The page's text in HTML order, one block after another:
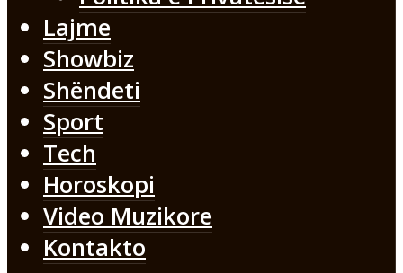
Lajme
Showbiz
Shëndeti
Sport
Tech
Horoskopi
Video Muzikore
Kontakto